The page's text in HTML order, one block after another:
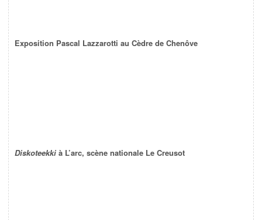
Exposition Pascal Lazzarotti au Cèdre de Chenôve
Diskoteekki à L’arc, scène nationale Le Creusot